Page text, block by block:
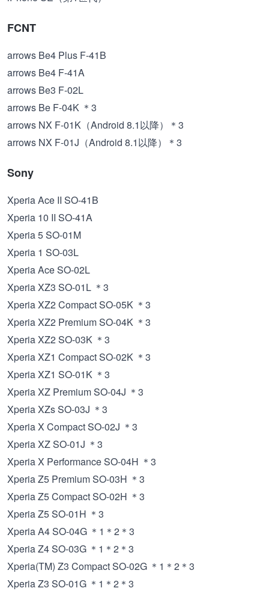
FCNT
arrows Be4 Plus F-41B
arrows Be4 F-41A
arrows Be3 F-02L
arrows Be F-04K ＊3
arrows NX F-01K（Android 8.1以降）＊3
arrows NX F-01J（Android 8.1以降）＊3
Sony
Xperia Ace II SO-41B
Xperia 10 II SO-41A
Xperia 5 SO-01M
Xperia 1 SO-03L
Xperia Ace SO-02L
Xperia XZ3 SO-01L ＊3
Xperia XZ2 Compact SO-05K ＊3
Xperia XZ2 Premium SO-04K ＊3
Xperia XZ2 SO-03K ＊3
Xperia XZ1 Compact SO-02K ＊3
Xperia XZ1 SO-01K ＊3
Xperia XZ Premium SO-04J ＊3
Xperia XZs SO-03J ＊3
Xperia X Compact SO-02J ＊3
Xperia XZ SO-01J ＊3
Xperia X Performance SO-04H ＊3
Xperia Z5 Premium SO-03H ＊3
Xperia Z5 Compact SO-02H ＊3
Xperia Z5 SO-01H ＊3
Xperia A4 SO-04G ＊1＊2＊3
Xperia Z4 SO-03G ＊1＊2＊3
Xperia(TM) Z3 Compact SO-02G ＊1＊2＊3
Xperia Z3 SO-01G ＊1＊2＊3